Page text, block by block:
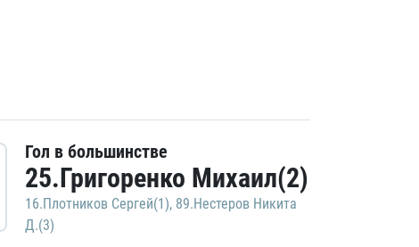
Гол в большинстве
25.Григоренко Михаил(2)
16.Плотников Сергей(1), 89.Нестеров Никита
Д.(3)